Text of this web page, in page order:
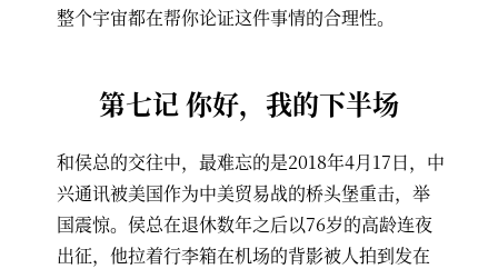
整个宇宙都在帮你论证这件事情的合理性。
第七记 你好，我的下半场
和侯总的交往中，最难忘的是2018年4月17日，中
兴通讯被美国作为中美贸易战的桥头堡重击，举
国震惊。侯总在退休数年之后以76岁的高龄连夜
出征，他拉着行李箱在机场的背影被人拍到发在